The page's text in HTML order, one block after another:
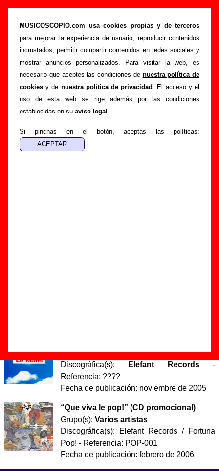
MUSICOSCOPIO.com usa cookies propias y de terceros
para mejorar la experiencia de usuario, reproducir contenidos
incrustados, permitir compartir contenidos en redes sociales y
mostrar anuncios personalizados. Para visitar la web, es
necesario que aceptes las condiciones de nuestra política de
cookies y de nuestra política de privacidad . El acceso y el
uso de esta web se rige además por las condiciones
establecidas en su aviso legal .
Si pinchas en el botón, aceptas las políticas:
“Juan”, canción de Le Mans (Letra e
información)
Portada >Le Mans >Canciones >Juan
Esta página pretende recopilar todo tipo de información
sobre lacanción "Juan" interpretada porLe Mans. Además
de su letra, también aparecerá información sobre el autor o
los autores, sobre los discos en los que está incluido este
tema, sobre la grabación del mismo, sobre versiones a cargo
adicional, puedes ayudar acompletar esta información
Grupo(s):Le Mans
Discográfica(s):
Elefant Records-
Referencia: ????
Fecha de publicación: noviembre de 2005
“Que viva le pop!” (CD promocional )
Grupo(s): Varios artistas
Discográfica(s):
Elefant Records / Fortuna
Pop! - Referencia: POP-001
Fecha de publicación: febrero de 2006